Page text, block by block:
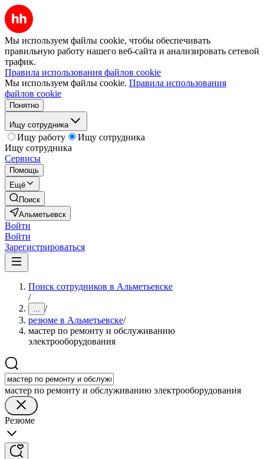
Мы используем файлы cookie, чтобы обеспечивать
правильную работу нашего веб-сайта и анализировать сетевой
трафик.
Правила использования файлов cookie
Мы используем файлы cookie. Правила использования
файлов cookie
Понятно
Ищу сотрудника
Ищу работу
Ищу сотрудника
Ищу сотрудника
Сервисы
Помощь
Ещё
Поиск
Альметьевск
Войти
Войти
Зарегистрироваться
Поиск сотрудников в Альметьевске
/
... /
резюме в Альметьевске/
мастер по ремонту и обслуживанию
электрооборудования
мастер по ремонту и обслуживанию электрооборудования
Резюме